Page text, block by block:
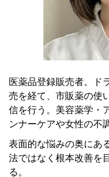
医薬品登録販売者。ド
売を経て、市販薬の使
信を行う。美容薬学・
ンナーケアや女性の不
表面的な悩みの奥にあ
法ではなく根本改善を
る。